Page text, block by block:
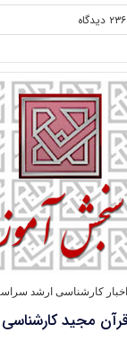
۲۳۶ دیدگاه
on
عدم
زمان
دقیق
اعلام
نتایج
کارشناسی
ارشد
۹۵
آزاد
اخبار کارشناسی ارشد